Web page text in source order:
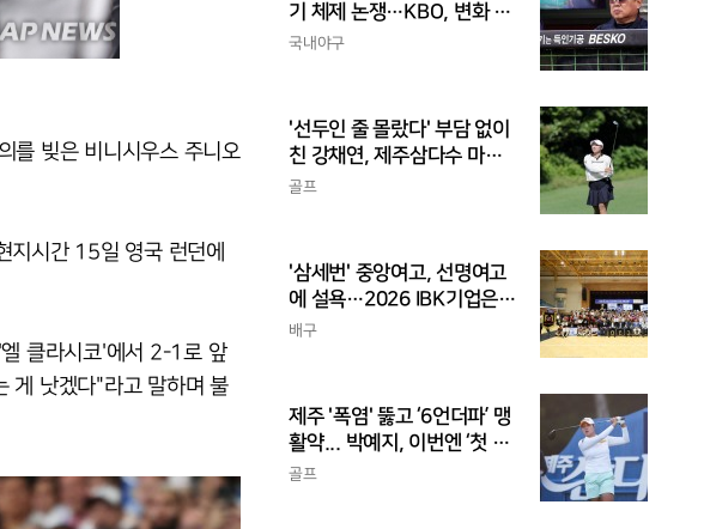
를 빚은 비니시우스 주니오
지시간 15일 영국 런던에
클라시코'에서 2-1로 앞
게 낫겠다"라고 말하며 불
기 체제 논쟁…KBO, 변화 고
민해야, 환경에 맞는 경기 수
국내야구
'선두인 줄 몰랐다' 부담 없이
친 강채연, 제주삼다수 마스
터스 2R 단독 선두
골프
'삼세번' 중앙여고, 선명여고
에 설욕…2026 IBK기업은행
배 전국중고배구대회 우승
배구
제주 '폭염' 뚫고 ‘6언더파’ 맹
활약... 박예지, 이번엔 ‘첫 우
승’ 가나
골프